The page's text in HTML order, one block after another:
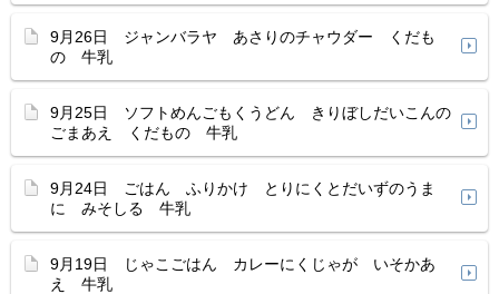
9月26日 ジャンバラヤ あさりのチャウダー くだも
の 牛乳
9月25日 ソフトめんごもくうどん きりぼしだいこんの
ごまあえ くだもの 牛乳
9月24日 ごはん ふりかけ とりにくとだいずのうま
に みそしる 牛乳
9月19日 じゃこごはん カレーにくじゃが いそかあ
え 牛乳